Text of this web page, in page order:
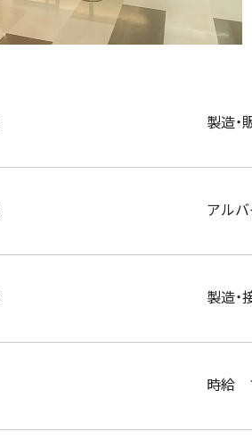
製造・
アルバ
製造・
時給